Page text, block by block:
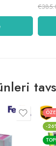
5
5.00
€
-